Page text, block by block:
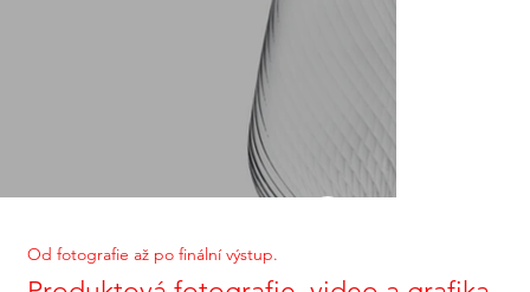
Od fotografie až po finální výstup.